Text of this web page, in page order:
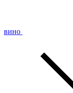
вино